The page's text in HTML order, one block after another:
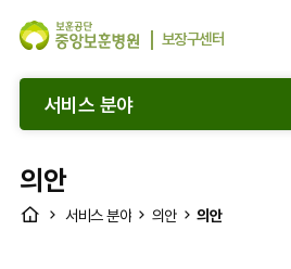
보장구센터
서비스 분야
의안
HOME서비스 분야 의안 의안